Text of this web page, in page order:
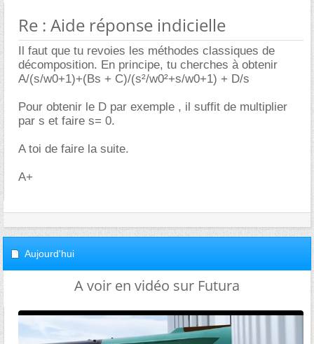
Re : Aide réponse indicielle
Il faut que tu revoies les méthodes classiques de
décomposition. En principe, tu cherches à obtenir
A/(s/w0+1)+(Bs + C)/(s²/w0²+s/w0+1) + D/s
Pour obtenir le D par exemple , il suffit de multiplier
par s et faire s= 0.
A toi de faire la suite.
A+
Aujourd'hui
A voir en vidéo sur Futura